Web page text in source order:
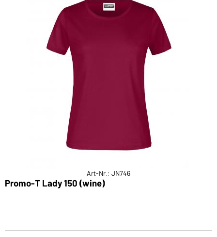
Art-Nr.: JN746
Promo-T Lady 150 (wine)